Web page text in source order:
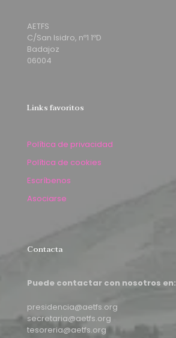
AETFS
C/San Isidro, nº1 1ºD
Badajoz
06004
Links favoritos
Política de privacidad
Política de cookies
Escríbenos
Asociarse
Contacta
Puede contactar con nosotros en:
presidencia@aetfs.org
secretaria@aetfs.org
tesoreria@aetfs.org